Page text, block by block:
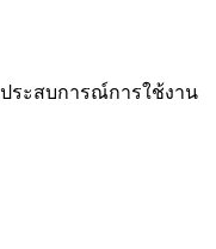
ประสบการณ์การใช้งาน